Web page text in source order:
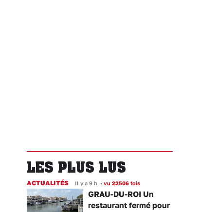
LES PLUS LUS
ACTUALITÉS Il y a 9 h • vu 22506 fois
GRAU-DU-ROI Un
restaurant fermé pour